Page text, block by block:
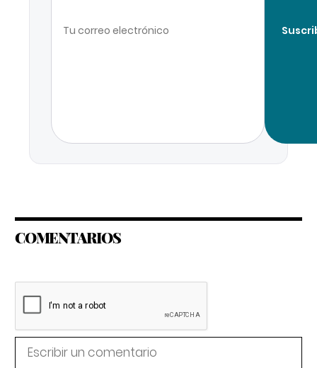
COMENTARIOS